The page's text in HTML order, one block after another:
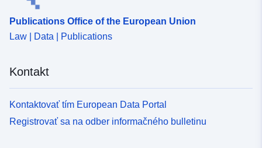
Publications Office of the European Union
Law | Data | Publications
Kontakt
Kontaktovať tím European Data Portal
Registrovať sa na odber informačného bulletinu